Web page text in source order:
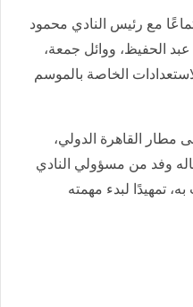
مع رئيس النادي محمود
الحفيظ، ووائل جمعة،
الخاصة بالموسم
القاهرة الدولي،
وفد من مسؤولي النادي
تمهيدًا لبدء مهمته